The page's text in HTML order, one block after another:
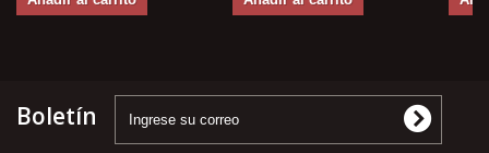
Boletín